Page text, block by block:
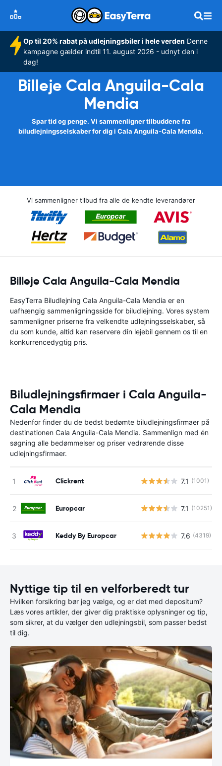
Op til 20% rabat på udlejningsbiler i hele verden Denne
kampagne gælder indtil 11. august 2026 - udnyt den i
dag!
Billeje Cala Anguila-Cala
Mendia
Spar tid og penge. Vi sammenligner tilbuddene fra
biludlejningsselskaber for dig i Cala Anguila-Cala Mendia.
Vi sammenligner tilbud fra alle de kendte leverandører
Billeje Cala Anguila-Cala Mendia
EasyTerra Biludlejning Cala Anguila-Cala Mendia er en
uafhængig sammenligningsside for biludlejning. Vores system
sammenligner priserne fra velkendte udlejningsselskaber, så
du som kunde, altid kan reservere din lejebil gennem os til en
konkurrencedygtig pris.
Biludlejningsfirmaer i Cala Anguila-
Cala Mendia
Nedenfor finder du de bedst bedømte biludlejningsfirmaer på
destinationen Cala Anguila-Cala Mendia. Sammenlign med én
søgning alle bedømmelser og priser vedrørende disse
udlejningsfirmaer.
Clickrent 7.1 (1001)
Europcar 7.1 (10251)
Keddy By Europcar 7.6 (4319)
Nyttige tip til en velforberedt tur
Hvilken forsikring bør jeg vælge, og er det med depositum?
Læs vores artikler, der giver dig praktiske oplysninger og tip,
som sikrer, at du vælger den udlejningsbil, som passer bedst
til dig.